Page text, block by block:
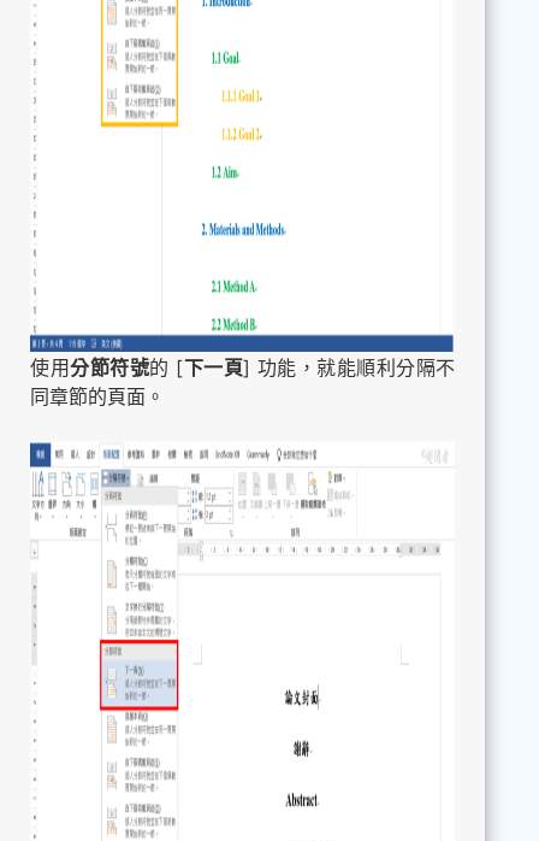
使用分節符號的 [下一頁] 功能，就能順利分隔不
同章節的頁面。